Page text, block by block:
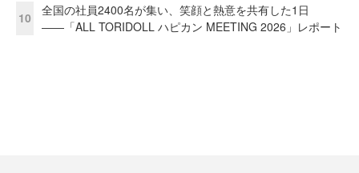
10
全国の社員2400名が集い、笑顔と熱意を共有した1日
――「ALL TORIDOLL ハピカン MEETING 2026」レポート